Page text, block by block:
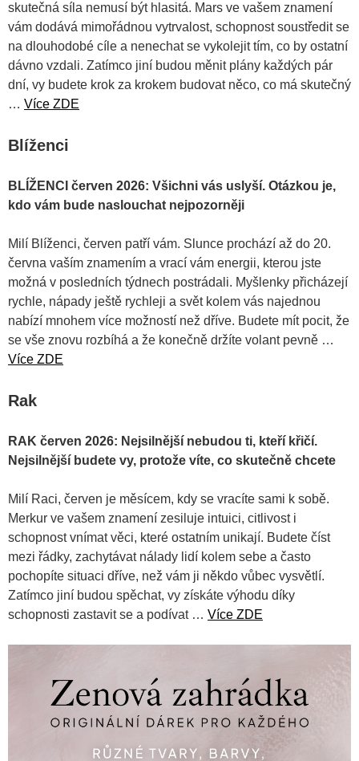
skutečná síla nemusí být hlasitá. Mars ve vašem znamení
vám dodává mimořádnou vytrvalost, schopnost soustředit se
na dlouhodobé cíle a nenechat se vykolejit tím, co by ostatní
dávno vzdali. Zatímco jiní budou měnit plány každých pár
dní, vy budete krok za krokem budovat něco, co má skutečný
… Více ZDE
Blíženci
BLÍŽENCI červen 2026: Všichni vás uslyší. Otázkou je,
kdo vám bude naslouchat nejpozorněji
Milí Blíženci, červen patří vám. Slunce prochází až do 20.
června vaším znamením a vrací vám energii, kterou jste
možná v posledních týdnech postrádali. Myšlenky přicházejí
rychle, nápady ještě rychleji a svět kolem vás najednou
nabízí mnohem více možností než dříve. Budete mít pocit, že
se vše znovu rozbíhá a že konečně držíte volant pevně …
Více ZDE
Rak
RAK červen 2026: Nejsilnější nebudou ti, kteří křičí.
Nejsilnější budete vy, protože víte, co skutečně chcete
Milí Raci, červen je měsícem, kdy se vracíte sami k sobě.
Merkur ve vašem znamení zesiluje intuici, citlivost i
schopnost vnímat věci, které ostatním unikají. Budete číst
mezi řádky, zachytávat nálady lidí kolem sebe a často
pochopíte situaci dříve, než vám ji někdo vůbec vysvětlí.
Zatímco jiní budou spěchat, vy získáte výhodu díky
schopnosti zastavit se a podívat … Více ZDE